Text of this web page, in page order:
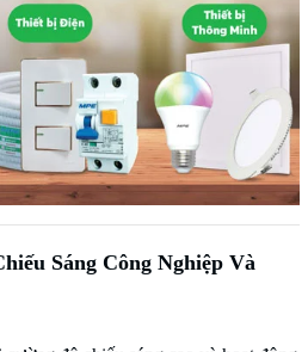
Sáng Công Nghiệp Và